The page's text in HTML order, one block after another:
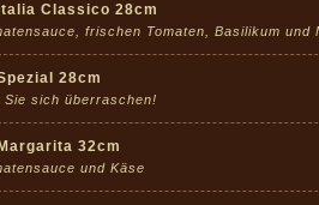
Classico 28cm
frischen Tomaten, Basilikum und
28cm
Sie sich überraschen!
32cm
und Käse